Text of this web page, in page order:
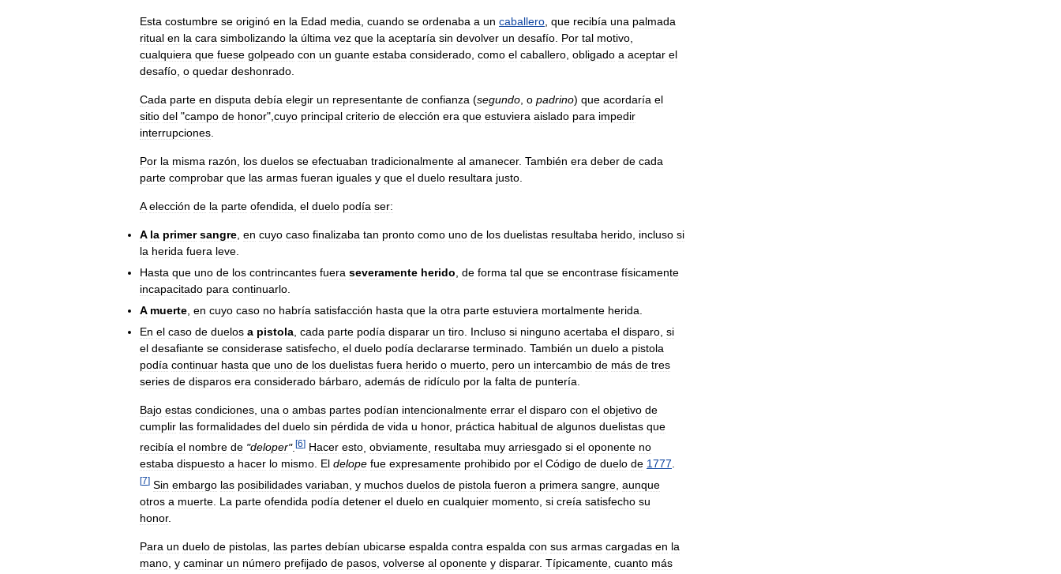
Esta costumbre se originó en la Edad media cuando se ordenaba a un caballero que recibía una palmada
ritual en la cara simbolizando la última vez que la aceptaría sin devolver un desafío Por tal motivo
cualquiera que fuese golpeado con un guante estaba considerado como el caballero obligado a aceptar el
desafío o quedar deshonrado
Cada parte en disputa debía elegir un representante de confianza (segundo o padrino) que acordaría el
sitio del "campo de honor", cuyo principal criterio de elección era que estuviera aislado para impedir
interrupciones
Por la misma razón los duelos se efectuaban tradicionalmente al amanecer. También era deber de cada
parte comprobar que las armas fueran iguales y que el duelo resultara justo
A elección de la parte ofendida el duelo podía ser:
A la primer sangre en cuyo caso finalizaba tan pronto como uno de los duelistas resultaba herido incluso si
la herida fuera leve
Hasta que uno de los contrincantes fuera severamente herido de forma tal que se encontrase físicamente
incapacitado para continuarlo
A muerte en cuyo caso no habría satisfacción hasta que la otra parte estuviera mortalmente herida
En el caso de duelos a pistola cada parte podía disparar un tiro Incluso si ninguno acertaba el disparo si
el desafiante se considerase satisfecho el duelo podía declararse terminado También un duelo a pistola
podía continuar hasta que uno de los duelistas fuera herido o muerto pero un intercambio de más de tres
series de disparos era considerado bárbaro además de ridículo por la falta de puntería
Bajo estas condiciones una o ambas partes podían intencionalmente errar el disparo con el objetivo de
cumplir las formalidades del duelo sin pérdida de vida u honor, práctica habitual de algunos duelistas que
recibía el nombre de "deloper". [6] Hacer esto obviamente resultaba muy arriesgado si el oponente no
estaba dispuesto a hacer lo mismo. El delope fue expresamente prohibido por el Código de duelo de 1777.
[7] Sin embargo las posibilidades variaban y muchos duelos de pistola fueron a primera sangre aunque
otros a muerte La parte ofendida podía detener el duelo en cualquier momento si creía satisfecho su
honor.
Para un duelo de pistolas las partes debían ubicarse espalda contra espalda con sus armas cargadas en la
mano y caminar un número prefijado de pasos volverse al oponente y disparar. Típicamente cuanto más